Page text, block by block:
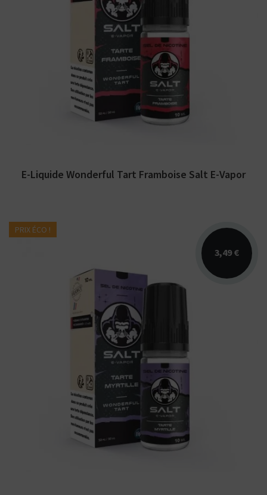
Arômes : tarte à la framboise. E-liquide Salt
E-Vapor Wonderful Tart. Disponible en 10 ml
E-Liquide Wonderful Tart Framboise Salt E-Vapor
PRIX ÉCO !
3,49 €
Arômes : tarte à la myrtille. E-liquide Salt E-
Vapor Wonderful Tart. Disponible en 10 ml